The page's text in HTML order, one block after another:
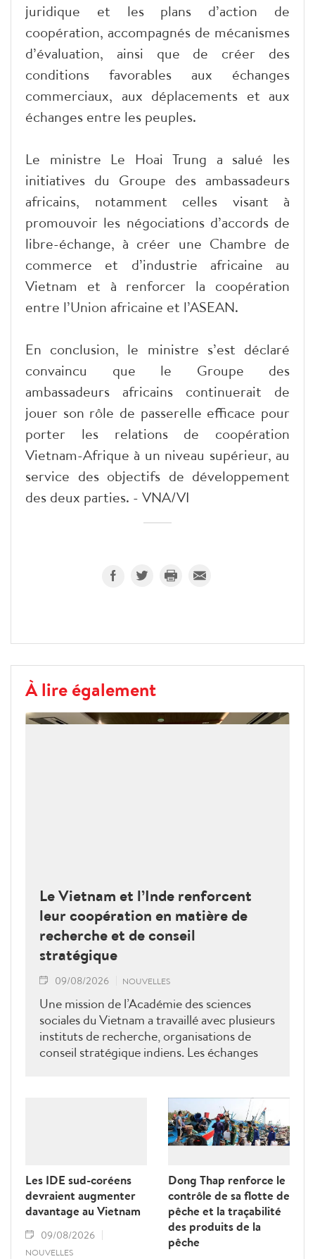
juridique et les plans d’action de
coopération, accompagnés de mécanismes
d’évaluation, ainsi que de créer des
conditions favorables aux échanges
commerciaux, aux déplacements et aux
échanges entre les peuples.
Le ministre Le Hoai Trung a salué les
initiatives du Groupe des ambassadeurs
africains, notamment celles visant à
promouvoir les négociations d’accords de
libre-échange, à créer une Chambre de
commerce et d’industrie africaine au
Vietnam et à renforcer la coopération
entre l’Union africaine et l’ASEAN.
En conclusion, le ministre s’est déclaré
convaincu que le Groupe des
ambassadeurs africains continuerait de
jouer son rôle de passerelle efficace pour
porter les relations de coopération
Vietnam-Afrique à un niveau supérieur, au
service des objectifs de développement
des deux parties. - VNA/VI
À lire également
Le Vietnam et l’Inde renforcent
leur coopération en matière de
recherche et de conseil
stratégique
09/08/2026 NOUVELLES
Une mission de l’Académie des sciences
sociales du Vietnam a travaillé avec plusieurs
instituts de recherche, organisations de
conseil stratégique indiens. Les échanges
formation, de conseil stratégique et de mise
en réseau académique, contribuant ainsi à
approfondir le partenariat stratégique
global renforcé entre le Vietnam et l’Inde.
Les IDE sud-coréens
devraient augmenter
davantage au Vietnam
09/08/2026
NOUVELLES
Dong Thap renforce le
contrôle de sa flotte de
pêche et la traçabilité
des produits de la
pêche